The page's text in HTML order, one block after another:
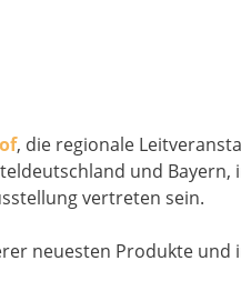
, die regionale
und Bayern,
vertreten sein.
neuesten Produkte und